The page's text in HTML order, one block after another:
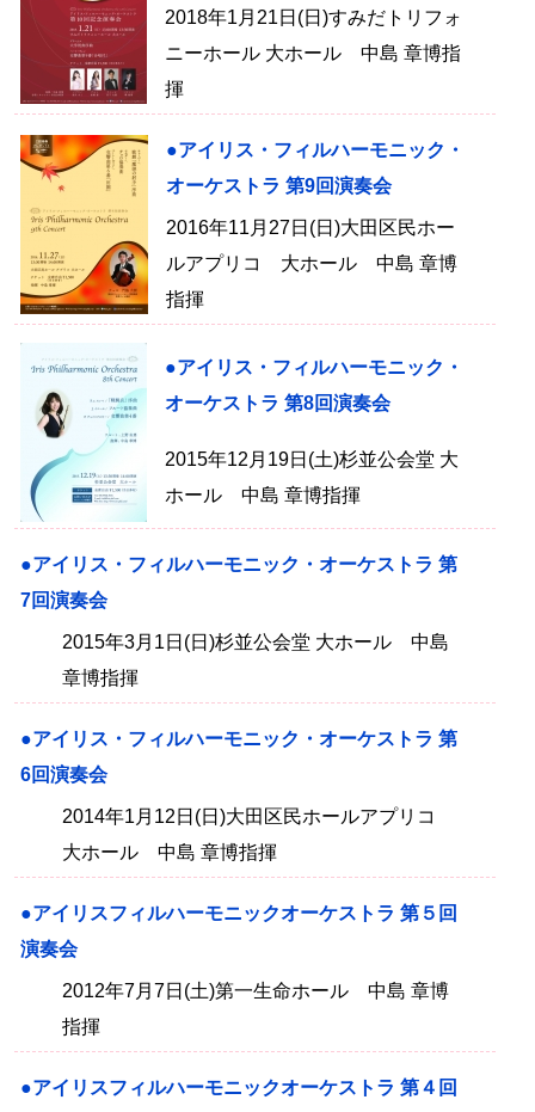
2018年1月21日(日)すみだトリフォ
ニーホール 大ホール 中島 章博指
揮
●アイリス・フィルハーモニック・
オーケストラ 第9回演奏会
2016年11月27日(日)大田区民ホー
ルアプリコ 大ホール 中島 章博
指揮
●アイリス・フィルハーモニック・
オーケストラ 第8回演奏会
2015年12月19日(土)杉並公会堂 大
ホール 中島 章博指揮
●アイリス・フィルハーモニック・オーケストラ 第
7回演奏会
2015年3月1日(日)杉並公会堂 大ホール 中島
章博指揮
●アイリス・フィルハーモニック・オーケストラ 第
6回演奏会
2014年1月12日(日)大田区民ホールアプリコ
大ホール 中島 章博指揮
●アイリスフィルハーモニックオーケストラ 第５回
演奏会
2012年7月7日(土)第一生命ホール 中島 章博
指揮
●アイリスフィルハーモニックオーケストラ 第４回